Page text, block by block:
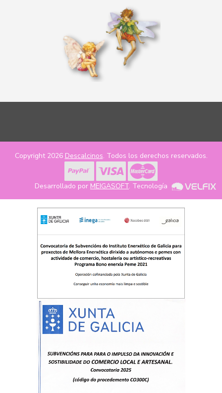
Copyright 2026 Descalcinos. Todos los derechos reservados.
Desarrollado por MEIGASOFT. Tecnología